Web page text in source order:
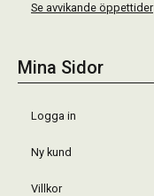
Se avvikande öppettider
Mina Sidor
Logga in
Ny kund
Villkor